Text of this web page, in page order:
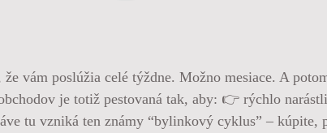
vám poslúžia celé týždne. Možno mesiace. A
je totiž pestovaná tak, aby: 👉 rýchlo
tu vzniká ten známy “bylinkový cyklus” –